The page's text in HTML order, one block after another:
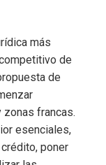
más
de
de
zonas francas.
esenciales,
poner